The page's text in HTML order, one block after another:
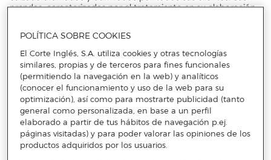
prendas, caracterizadas por el tratamiento en su elaboración
Con los descuentos en zapatos para hombre de Ortiz & Reed
atención, con materiales increíbles, creando looks con total
acierto. Sus colecciones se llenan de las últimas tendencias,
que querrás utilizar en todas sus ocasiones especiales así
como en tu día a día como los descuentos en mocasines de
Ortiz & Reed.
Los atractivos descuentos en zapatos de mujer de Ortiz &
Reed harán que no puedas resistirte a sus modelos, que
combinarán a la perfección y serán de lo más cómodo para tu
rutina. Lasofertas moda hombre Ortiz & Reed en Primeriti
POLÍTICA SOBRE COOKIES
El Corte Inglés, S.A. utiliza cookies y otras tecnologías
similares, propias y de terceros para fines funcionales
(permitiendo la navegación en la web) y analíticos
(conocer el funcionamiento y uso de la web para su
optimización), así como para mostrarte publicidad (tanto
general como personalizada, en base a un perfil
elaborado a partir de tus hábitos de navegación p.ej.
páginas visitadas) y para poder valorar las opiniones de los
productos adquiridos por los usuarios.